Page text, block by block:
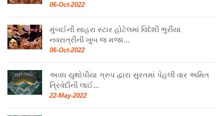
06-Oct-2022
મુંબઈની સાહરા સ્ટાર હોટેલમાં વિદેશી ભુરીયા
નવરાત્રીની ખુબ જ મજા...
06-Oct-2022
અવધ યુથોપીયા ગ્રુપ દ્વારા સુરતમાં પેહલી વાર અમિત
ત્રિવેદીની લાઈ...
22-May-2022